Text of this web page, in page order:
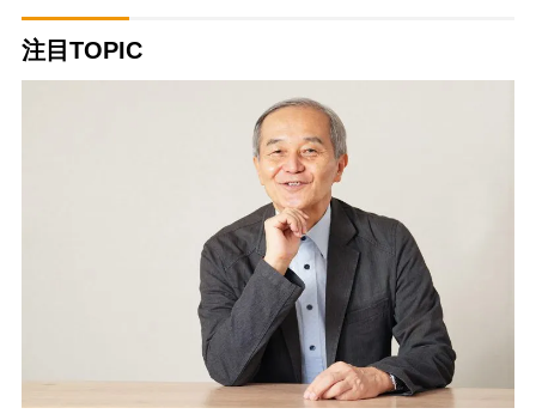
注目TOPIC